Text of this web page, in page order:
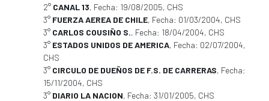
2° CANAL 13, Fecha: 19/08/2005, CHS
3° FUERZA AEREA DE CHILE, Fecha: 01/03/2004, CHS
3° CARLOS COUSIÑO S., Fecha: 18/04/2004, CHS
3° ESTADOS UNIDOS DE AMERICA, Fecha: 02/07/2004,
CHS
3° CIRCULO DE DUEÑOS DE F.S. DE CARRERAS, Fecha:
15/11/2004, CHS
3° DIARIO LA NACION, Fecha: 31/01/2005, CHS